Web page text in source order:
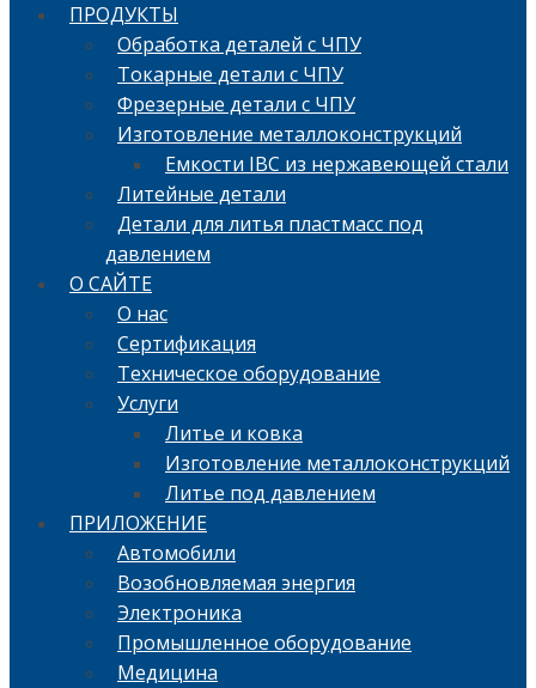
ПРОДУКТЫ
Обработка деталей с ЧПУ
Токарные детали с ЧПУ
Фрезерные детали с ЧПУ
Изготовление металлоконструкций
Емкости IBC из нержавеющей стали
Литейные детали
Детали для литья пластмасс под
давлением
О САЙТЕ
О нас
Сертификация
Техническое оборудование
Услуги
Литье и ковка
Изготовление металлоконструкций
Литье под давлением
ПРИЛОЖЕНИЕ
Автомобили
Возобновляемая энергия
Электроника
Промышленное оборудование
Медицина